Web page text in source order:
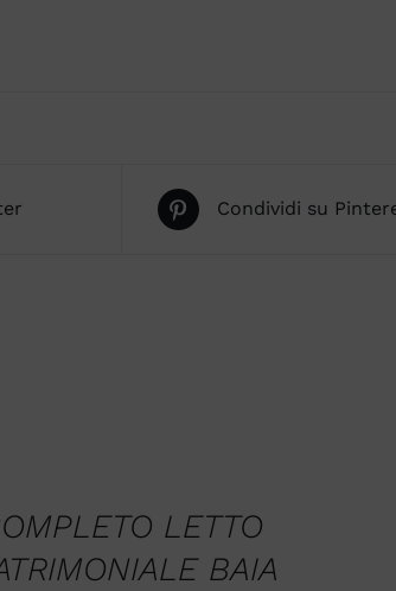
Condividi su
LETTO
BAIA